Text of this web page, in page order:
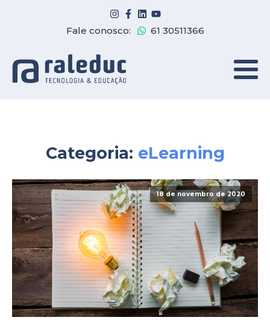
Fale conosco: 61 30511366
Categoria: eLearning
18 de novembro de 2020